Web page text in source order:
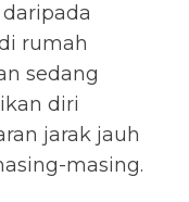
daripada
rumah
sedang
diri
jarak jauh
masing.